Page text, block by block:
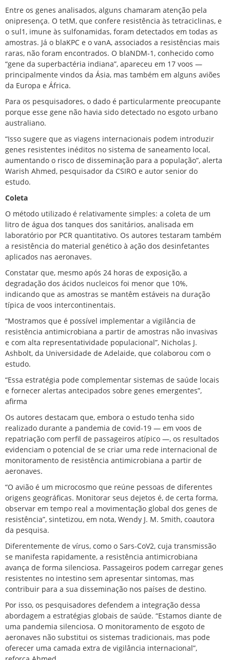
Entre os genes analisados, alguns chamaram atenção pela
onipresença. O tetM, que confere resistência às tetraciclinas, e
o sul1, imune às sulfonamidas, foram detectados em todas as
amostras. Já o blaKPC e o vanA, associados a resistências mais
raras, não foram encontrados. O blaNDM-1, conhecido como
“gene da superbactéria indiana”, apareceu em 17 voos —
principalmente vindos da Ásia, mas também em alguns aviões
da Europa e África.
Para os pesquisadores, o dado é particularmente preocupante
porque esse gene não havia sido detectado no esgoto urbano
australiano.
“Isso sugere que as viagens internacionais podem introduzir
genes resistentes inéditos no sistema de saneamento local,
aumentando o risco de disseminação para a população”, alerta
Warish Ahmed, pesquisador da CSIRO e autor senior do
estudo.
Coleta
O método utilizado é relativamente simples: a coleta de um
litro de água dos tanques dos sanitários, analisada em
laboratório por PCR quantitativo. Os autores testaram também
a resistência do material genético à ação dos desinfetantes
aplicados nas aeronaves.
Constatar que, mesmo após 24 horas de exposição, a
degradação dos ácidos nucleicos foi menor que 10%,
indicando que as amostras se mantêm estáveis na duração
típica de voos intercontinentais.
“Mostramos que é possível implementar a vigilância de
resistência antimicrobiana a partir de amostras não invasivas
e com alta representatividade populacional”, Nicholas J.
Ashbolt, da Universidade de Adelaide, que colaborou com o
estudo.
“Essa estratégia pode complementar sistemas de saúde locais
e fornecer alertas antecipados sobre genes emergentes”,
afirma
Os autores destacam que, embora o estudo tenha sido
realizado durante a pandemia de covid-19 — em voos de
repatriação com perfil de passageiros atípico —, os resultados
evidenciam o potencial de se criar uma rede internacional de
monitoramento de resistência antimicrobiana a partir de
aeronaves.
“O avião é um microcosmo que reúne pessoas de diferentes
origens geográficas. Monitorar seus dejetos é, de certa forma,
observar em tempo real a movimentação global dos genes de
resistência”, sintetizou, em nota, Wendy J. M. Smith, coautora
da pesquisa.
Diferentemente de vírus, como o Sars-CoV2, cuja transmissão
se manifesta rapidamente, a resistência antimicrobiana
avança de forma silenciosa. Passageiros podem carregar genes
resistentes no intestino sem apresentar sintomas, mas
contribuir para a sua disseminação nos países de destino.
Por isso, os pesquisadores defendem a integração dessa
abordagem a estratégias globais de saúde. “Estamos diante de
uma pandemia silenciosa. O monitoramento de esgoto de
aeronaves não substitui os sistemas tradicionais, mas pode
oferecer uma camada extra de vigilância internacional”,